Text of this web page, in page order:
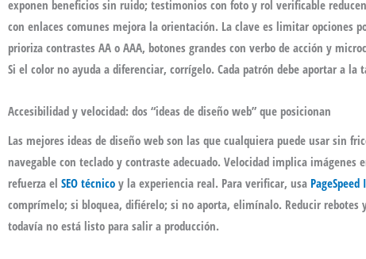
exponen beneficios sin ruido; testimonios con foto y rol verificable
con enlaces comunes mejora la orientación. La clave es limitar opciones
prioriza contrastes AA o AAA, botones grandes con verbo de acción y
Si el color no ayuda a diferenciar, corrígelo. Cada patrón debe aportar a la
Accesibilidad y velocidad: dos “ideas de diseño web” que posicionan
Las mejores ideas de diseño web son las que cualquiera puede usar sin
navegable con teclado y contraste adecuado. Velocidad implica imágenes
refuerza el SEO técnico y la experiencia real. Para verificar, usa
comprímelo; si bloquea, difiérelo; si no aporta, elimínalo. Reducir
todavía no está listo para salir a producción.